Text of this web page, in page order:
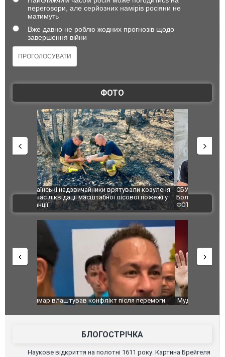
переговори, але серйозних намірів росіяни не
матимуть
Вже давно не роблю жодних прогнозів щодо
завершення війни
ФОТО
пожежі у
СБУ за сприяння Нацполіції та правоохоронців
Болгарії затримала міжнародного наркобарона.
ФОТО
Росіяни
одна
ВІДЕО
Мудрик провів перший матч за "Челсі" після
під час
Франції
БЛОГОСТРІЧКА
Наукове відкриття на полотні 1611 року. Картина Брейгеля